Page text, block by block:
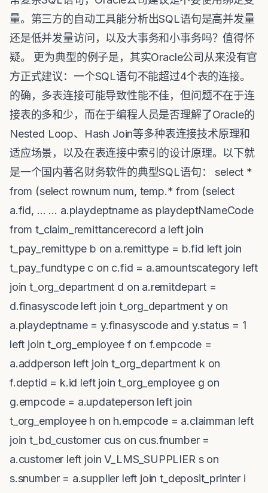
量。第三方的自动工具能分析出SQL语句是高并发量
还是低并发量访问，以及大事务和小事务吗？值得怀
疑。 更为典型的例子是，其实Oracle公司从来没有官
方正式建议：一个SQL语句不能超过4个表的连接。
的确，多表连接可能导致性能不佳，但问题不在于连
接表的多和少，而在于编程人员是否理解了Oracle的
Nested Loop、Hash Join等多种表连接技术原理和
适应场景，以及在表连接中索引的设计原理。以下就
是一个国内著名财务软件的典型SQL语句： select *
from (select rownum num, temp.* from (select
a.fid, … … a.playdeptname as playdeptNameCode
from t_claim_remittancerecord a left join
t_pay_remittype b on a.remittype = b.fid left join
t_pay_fundtype c on c.fid = a.amountscategory left
join t_org_department d on a.remitdepart =
d.finasyscode left join t_org_department y on
a.playdeptname = y.finasyscode and y.status = 1
left join t_org_employee f on f.empcode =
a.addperson left join t_org_department k on
f.deptid = k.id left join t_org_employee g on
g.empcode = a.updateperson left join
t_org_employee h on h.empcode = a.claimman left
join t_bd_customer cus on cus.fnumber =
a.customer left join V_LMS_SUPPLIER s on
s.snumber = a.supplier left join t_deposit_printer i